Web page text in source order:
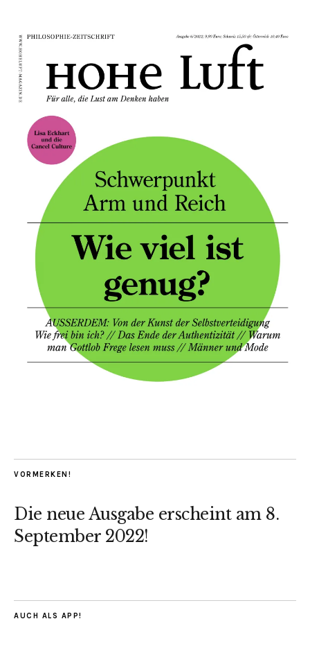
VORMERKEN!
Die neue Ausgabe erscheint am 8.
September 2022!
AUCH ALS APP!